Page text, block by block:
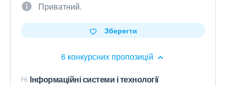
Приватний.
6 конкурсних пропозицій
Зберегти
F6 Інформаційні системи і технології